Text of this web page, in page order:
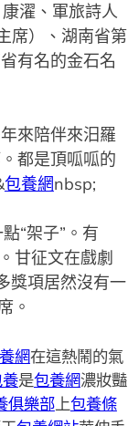
濯、軍旅詩人
席）、湖南省第
有名的金石名
來陪伴來汨羅
都是頂呱呱的
包養網nbsp;
“架子”。有
甘征文在戲劇
獎項居然沒有一
。
網在這熱鬧的氣
是包養網濃妝豔
俱樂部上包養條